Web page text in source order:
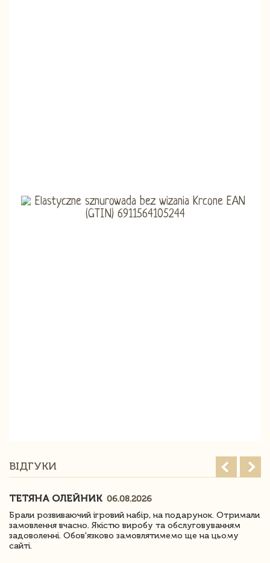
ВІДГУКИ
ТЕТЯНА ОЛЕЙНИК 06.08.2026
Брали розвиваючий ігровий набір, на подарунок. Отримали
замовлення вчасно. Якістю виробу та обслуговуванням
задоволенні. Обов'язково замовлятимемо ще на цьому
сайті.